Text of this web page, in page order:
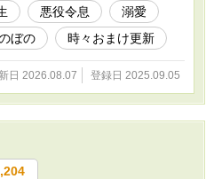
表紙や動画にAIを使っています
AIを使っておりません 皆さまの応
『もふもふ獣人に転生したら、最
うございます！
悪役令息
溺愛
ぼの 時々おまけ更新
日 2026.08.07 登録日 2025.09.05